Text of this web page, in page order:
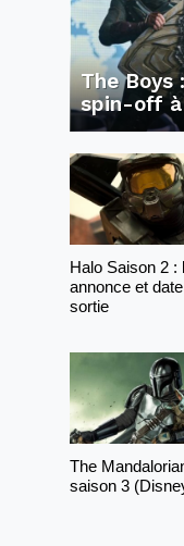
The Boys
spin-off à
Halo Saison 2 :
annonce et
sortie
The
saison 3